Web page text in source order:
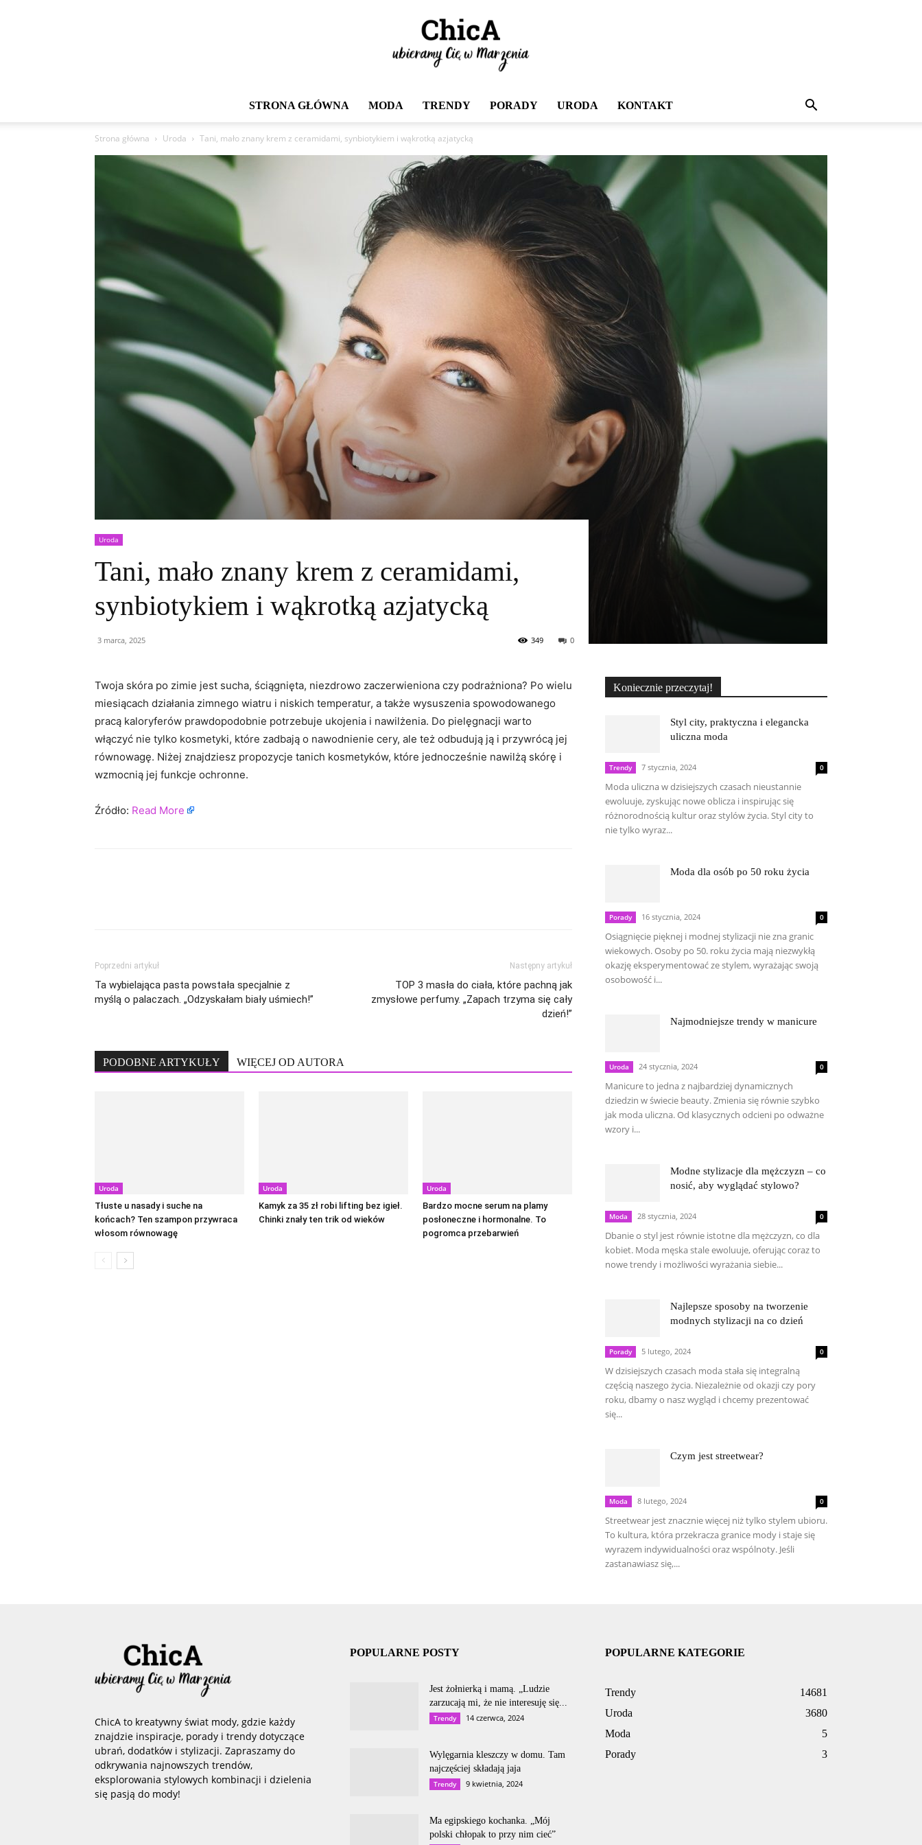
STRONA GŁÓWNA MODA TRENDY PORADY URODA KONTAKT
Strona główna Uroda Tani, mało znany krem z ceramidami, synbiotykiem i wąkrotką azjatycką
Uroda
Tani, mało znany krem z ceramidami,
synbiotykiem i wąkrotką azjatycką
3 marca, 2025 0
349
Twoja skóra po zimie jest sucha, ściągnięta, niezdrowo zaczerwieniona czy podrażniona? Po wielu
miesiącach działania zimnego wiatru i niskich temperatur, a także wysuszenia spowodowanego
pracą kaloryferów prawdopodobnie potrzebuje ukojenia i nawilżenia. Do pielęgnacji warto
włączyć nie tylko kosmetyki, które zadbają o nawodnienie cery, ale też odbudują ją i przywrócą jej
równowagę. Niżej znajdziesz propozycje tanich kosmetyków, które jednocześnie nawilżą skórę i
wzmocnią jej funkcje ochronne.
Źródło: Read More
Poprzedni artykuł
Ta wybielająca pasta powstała specjalnie z
myślą o palaczach. „Odzyskałam biały uśmiech!”
Następny artykuł
TOP 3 masła do ciała, które pachną jak
zmysłowe perfumy. „Zapach trzyma się cały
dzień!”
PODOBNE ARTYKUŁY WIĘCEJ OD AUTORA
Uroda
Tłuste u nasady i suche na
końcach? Ten szampon przywraca
włosom równowagę
Uroda
Kamyk za 35 zł robi lifting bez igieł.
Chinki znały ten trik od wieków
Uroda
Bardzo mocne serum na plamy
posłoneczne i hormonalne. To
pogromca przebarwień
Koniecznie przeczytaj!
Styl city, praktyczna i elegancka
uliczna moda
Trendy 7 stycznia, 2024 0
Moda uliczna w dzisiejszych czasach nieustannie
ewoluuje, zyskując nowe oblicza i inspirując się
różnorodnością kultur oraz stylów życia. Styl city to
nie tylko wyraz...
Moda dla osób po 50 roku życia
Porady 16 stycznia, 2024 0
Osiągnięcie pięknej i modnej stylizacji nie zna granic
wiekowych. Osoby po 50. roku życia mają niezwykłą
okazję eksperymentować ze stylem, wyrażając swoją
osobowość i...
Najmodniejsze trendy w manicure
Uroda 24 stycznia, 2024 0
Manicure to jedna z najbardziej dynamicznych
dziedzin w świecie beauty. Zmienia się równie szybko
jak moda uliczna. Od klasycznych odcieni po odważne
wzory i...
Modne stylizacje dla mężczyzn – co
nosić, aby wyglądać stylowo?
Moda 28 stycznia, 2024 0
Dbanie o styl jest równie istotne dla mężczyzn, co dla
kobiet. Moda męska stale ewoluuje, oferując coraz to
nowe trendy i możliwości wyrażania siebie...
Najlepsze sposoby na tworzenie
modnych stylizacji na co dzień
Porady 5 lutego, 2024 0
W dzisiejszych czasach moda stała się integralną
częścią naszego życia. Niezależnie od okazji czy pory
roku, dbamy o nasz wygląd i chcemy prezentować
się...
Czym jest streetwear?
Moda 8 lutego, 2024 0
Streetwear jest znacznie więcej niż tylko stylem ubioru.
To kultura, która przekracza granice mody i staje się
wyrazem indywidualności oraz wspólnoty. Jeśli
zastanawiasz się,...
ChicA to kreatywny świat mody, gdzie każdy
znajdzie inspiracje, porady i trendy dotyczące
ubrań, dodatków i stylizacji. Zapraszamy do
odkrywania najnowszych trendów,
eksplorowania stylowych kombinacji i dzielenia
się pasją do mody!
POPULARNE POSTY
Jest żołnierką i mamą. „Ludzie
zarzucają mi, że nie interesuję się...
Trendy 14 czerwca, 2024
Wylęgarnia kleszczy w domu. Tam
najczęściej składają jaja
Trendy 9 kwietnia, 2024
Ma egipskiego kochanka. „Mój
polski chłopak to przy nim cieć”
POPULARNE KATEGORIE
Trendy
14681
Uroda
3680
Moda
5
Porady
3